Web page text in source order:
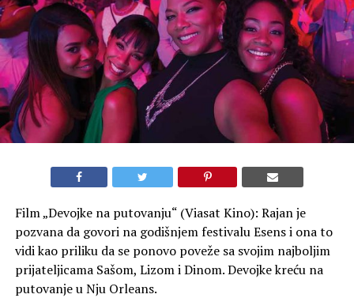
Film „Devojke na putovanju“ (Viasat Kino): Rajan je
pozvana da govori na godišnjem festivalu Esens i ona to
vidi kao priliku da se ponovo poveže sa svojim najboljim
prijateljicama Sašom, Lizom i Dinom. Devojke kreću na
putovanje u Nju Orleans.